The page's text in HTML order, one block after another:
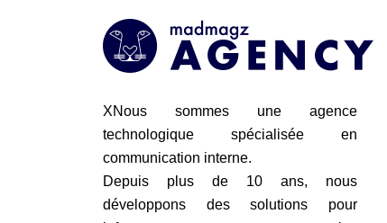
XNous sommes une agence
technologique spécialisée en
communication interne.
Depuis plus de 10 ans, nous
développons des solutions pour